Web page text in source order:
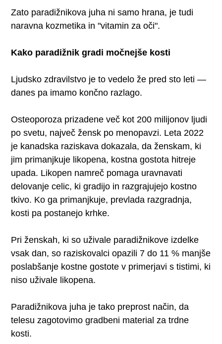
Zato paradižnikova juha ni samo hrana, je tudi
naravna kozmetika in "vitamin za oči".
Kako paradižnik gradi močnejše kosti
Ljudsko zdravilstvo je to vedelo že pred sto leti —
danes pa imamo končno razlago.
Osteoporoza prizadene več kot 200 milijonov ljudi
po svetu, največ žensk po menopavzi. Leta 2022
je kanadska raziskava dokazala, da ženskam, ki
jim primanjkuje likopena, kostna gostota hitreje
upada. Likopen namreč pomaga uravnavati
delovanje celic, ki gradijo in razgrajujejo kostno
tkivo. Ko ga primanjkuje, prevlada razgradnja,
kosti pa postanejo krhke.
Pri ženskah, ki so uživale paradižnikove izdelke
vsak dan, so raziskovalci opazili 7 do 11 % manjše
poslabšanje kostne gostote v primerjavi s tistimi, ki
niso uživale likopena.
Paradižnikova juha je tako preprost način, da
telesu zagotovimo gradbeni material za trdne
kosti.